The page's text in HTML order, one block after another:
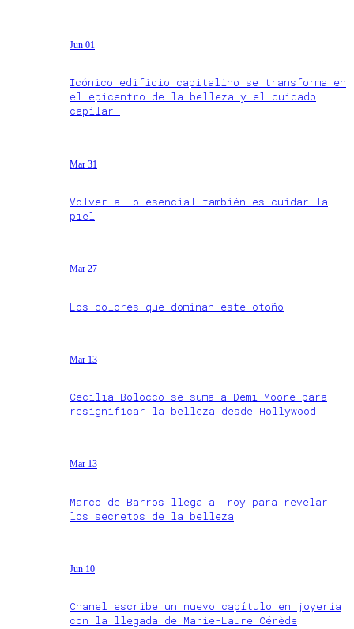
Jun 01
Icónico edificio capitalino se transforma en
el epicentro de la belleza y el cuidado
capilar
Mar 31
Volver a lo esencial también es cuidar la
piel
Mar 27
Los colores que dominan este otoño
Mar 13
Cecilia Bolocco se suma a Demi Moore para
resignificar la belleza desde Hollywood
Mar 13
Marco de Barros llega a Troy para revelar
los secretos de la belleza
Jun 10
Chanel escribe un nuevo capítulo en joyería
con la llegada de Marie-Laure Cérède